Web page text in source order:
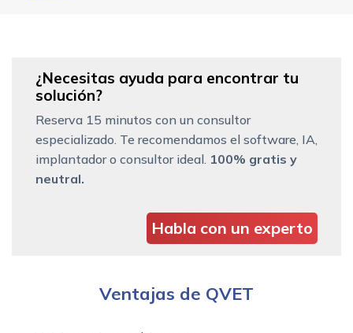
¿Necesitas ayuda para encontrar tu
solución?
Reserva 15 minutos con un consultor
especializado. Te recomendamos el software, IA,
implantador o consultor ideal. 100% gratis y
neutral.
Habla con un experto
Ventajas de QVET